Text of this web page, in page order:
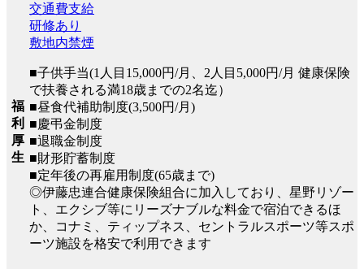
福
利
厚
生
交通費支給
研修あり
敷地内禁煙
■子供手当(1人目15,000円/月、2人目5,000円/月 健康保険
で扶養される満18歳までの2名迄）
■昼食代補助制度(3,500円/月)
■慶弔金制度
■退職金制度
■財形貯蓄制度
■定年後の再雇用制度(65歳まで)
◎伊藤忠連合健康保険組合に加入しており、星野リゾー
ト、エクシブ等にリーズナブルな料金で宿泊できるほ
か、コナミ、ティップネス、セントラルスポーツ等スポ
ーツ施設を格安で利用できます